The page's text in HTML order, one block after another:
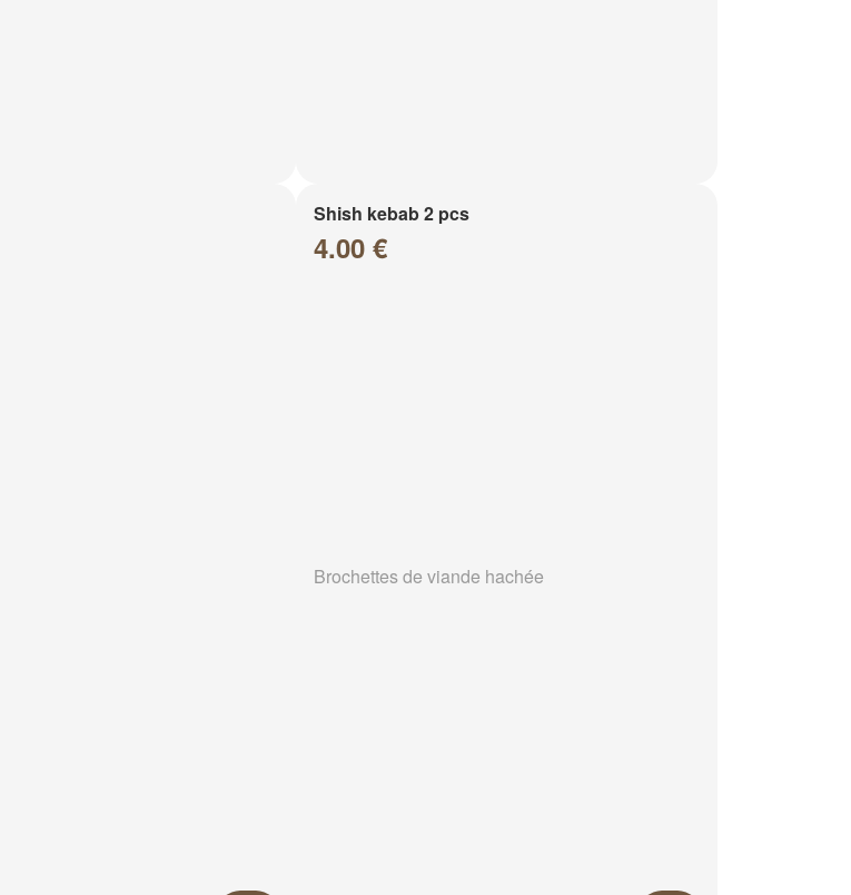
Shish kebab 2 pcs
4.00 €
Brochettes de viande hachée